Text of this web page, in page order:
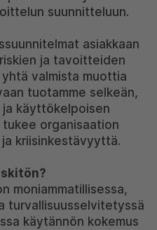
suunnitteluun.
asiakkaan
ja tavoitteiden
valmista muottia
tuotamme selkeän,
ja käyttökelpoisen
tukee organisaation
kriisinkestävyyttä.
moniammatillisessa,
turvallisuusselvitetyssä
käytännön kokemus